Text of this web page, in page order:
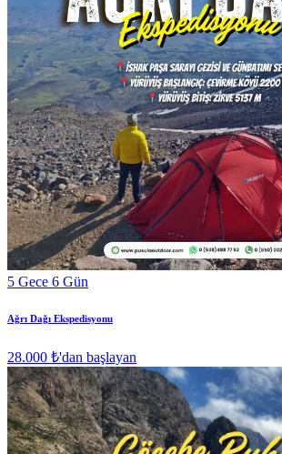
5 Gece 6 Gün
Ağrı Dağı Ekspedisyonu
28.000 ₺'dan başlayan